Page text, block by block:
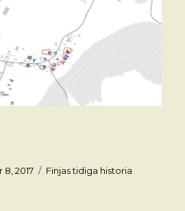
2017 Kategorier
Finjas tidiga historia